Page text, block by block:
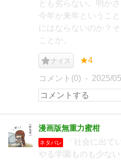
とも劣らない。明か
今年か来年というこ
にはならないのか？
ことか。
ナイス ★4
コメント(0) 2025/
漫画版無重力蜜柑
ネタバレ
「社会に出て
やる学園ものも少な